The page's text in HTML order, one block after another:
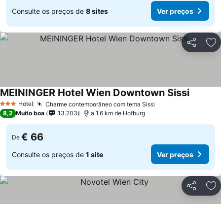
Consulte os preços de 8 sites Ver preços
Partilhar
3 EstrelasHotel Charme contemporâneo com tema Sissi
MEININGER Hotel Wien Downtown Sissi
8,2 Muito boa 13.203 a 1.6 km de Hofburg
De € 66
Consulte os preços de 1 site Ver preços
Partilhar